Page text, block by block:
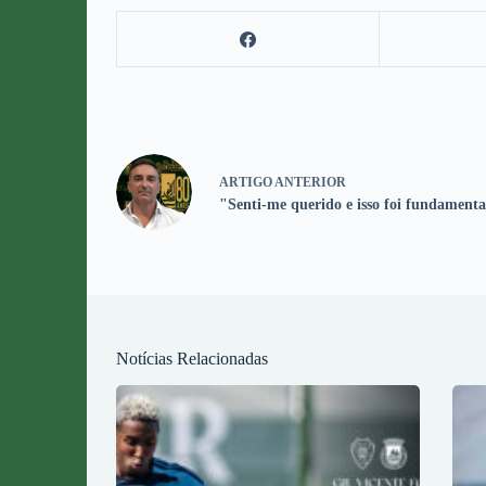
ARTIGO ANTERIOR
"Senti-me querido e isso foi
Notícias Relacionadas